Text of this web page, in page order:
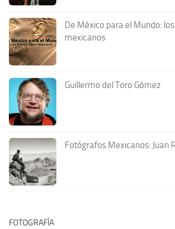
De México para el Mundo:
mexicanos
Guillermo del Toro Gómez
Fotógrafos Mexicanos: Juan
FOTOGRAFÍA